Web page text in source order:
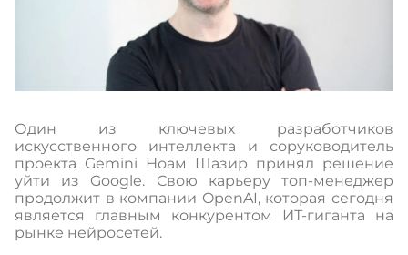
Один из ключевых разработчиков
искусственного интеллекта и соруководитель
проекта Gemini Ноам Шазир принял решение
уйти из Google. Свою карьеру топ-менеджер
продолжит в компании OpenAI, которая сегодня
является главным конкурентом ИТ-гиганта на
рынке нейросетей.